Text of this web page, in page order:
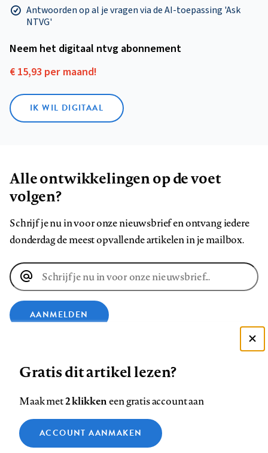
Antwoorden op al je vragen via de AI-toepassing 'Ask
NTVG'
Neem het digitaal ntvg abonnement
€ 15,93 per maand!
IK WIL DIGITAAL
Alle ontwikkelingen op de voet
volgen?
Schrijf je nu in voor onze nieuwsbrief en ontvang iedere
donderdag de meest opvallende artikelen in je mailbox.
E-
mailadres
AANMELDEN
op
Facebook
op
LinkedIn
op
Bluesky
ons
op
InstagramYouTube
Footer
Contact Colofon Disclaimer Privacy
Medische vragen verdienen
Zie onze cookie policy
Analytische cookies
Gratis dit artikel lezen?
Maak met2 klikkeneen gratis account aan
ACCOUNT AANMAKEN